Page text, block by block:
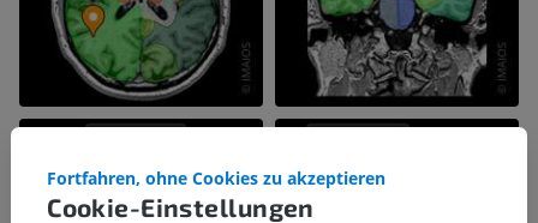
Cookie-Einstellungen
Fortfahren, ohne Cookies zu akzeptieren